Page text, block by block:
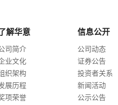
解华意
司简介
业文化
织架构
展历程
项荣誉
信息公开
公司动态
证券公告
投资者关系
新闻活动
公示公告